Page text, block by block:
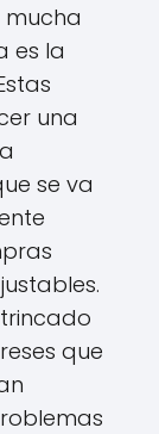
es la
una
se va
que